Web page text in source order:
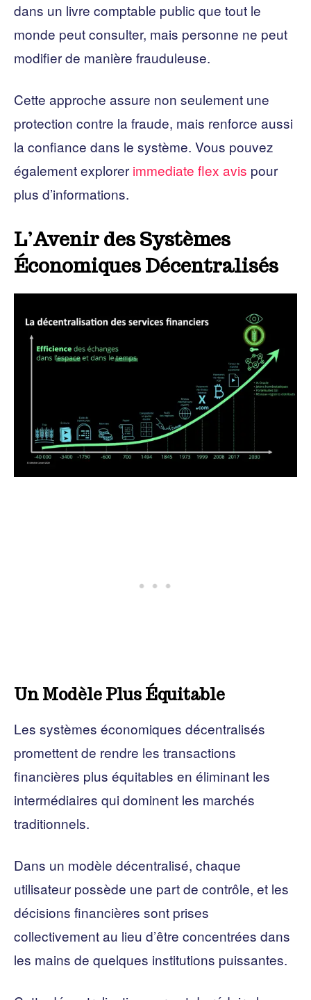
dans un livre comptable public que tout le
monde peut consulter, mais personne ne peut
modifier de manière frauduleuse.
Cette approche assure non seulement une
protection contre la fraude, mais renforce aussi
la confiance dans le système. Vous pouvez
également explorer immediate flex avis pour
plus d’informations.
L’Avenir des Systèmes
Économiques Décentralisés
Un Modèle Plus Équitable
Les systèmes économiques décentralisés
promettent de rendre les transactions
financières plus équitables en éliminant les
intermédiaires qui dominent les marchés
traditionnels.
Dans un modèle décentralisé, chaque
utilisateur possède une part de contrôle, et les
décisions financières sont prises
collectivement au lieu d’être concentrées dans
les mains de quelques institutions puissantes.